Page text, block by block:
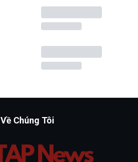
Về Chúng Tôi